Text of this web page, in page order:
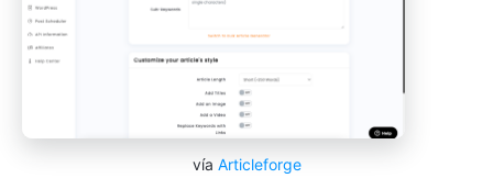
vía Articleforge